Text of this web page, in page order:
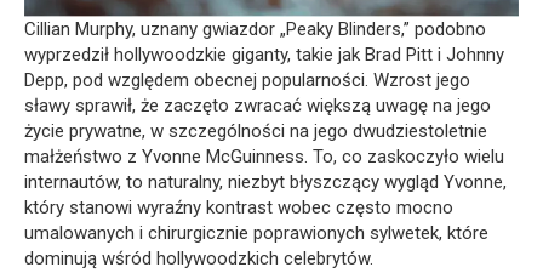
Cillian Murphy, uznany gwiazdor „Peaky Blinders,” podobno
wyprzedził hollywoodzkie giganty, takie jak Brad Pitt i Johnny
Depp, pod względem obecnej popularności. Wzrost jego
sławy sprawił, że zaczęto zwracać większą uwagę na jego
życie prywatne, w szczególności na jego dwudziestoletnie
małżeństwo z Yvonne McGuinness. To, co zaskoczyło wielu
internautów, to naturalny, niezbyt błyszczący wygląd Yvonne,
który stanowi wyraźny kontrast wobec często mocno
umalowanych i chirurgicznie poprawionych sylwetek, które
dominują wśród hollywoodzkich celebrytów.